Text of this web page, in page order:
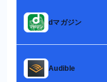
dマガジン
Audible